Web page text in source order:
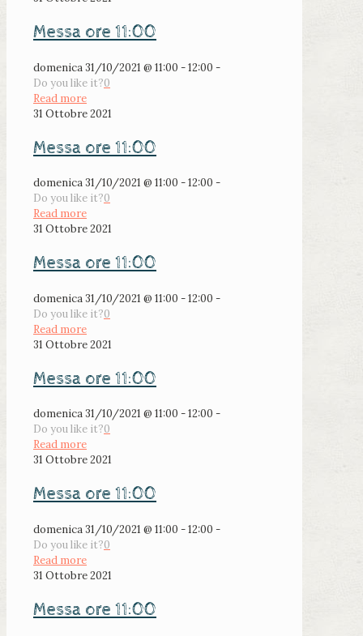
Messa ore 11:00
domenica 31/10/2021 @ 11:00 - 12:00 -
Do you like it?0
Read more
31 Ottobre 2021
Messa ore 11:00
domenica 31/10/2021 @ 11:00 - 12:00 -
Do you like it?0
Read more
31 Ottobre 2021
Messa ore 11:00
domenica 31/10/2021 @ 11:00 - 12:00 -
Do you like it?0
Read more
31 Ottobre 2021
Messa ore 11:00
domenica 31/10/2021 @ 11:00 - 12:00 -
Do you like it?0
Read more
31 Ottobre 2021
Messa ore 11:00
domenica 31/10/2021 @ 11:00 - 12:00 -
Do you like it?0
Read more
31 Ottobre 2021
Messa ore 11:00